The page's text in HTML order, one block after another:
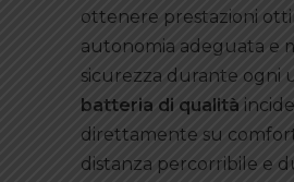
ottenere prestazioni
autonomia adeguata e
sicurezza durante ogni
batteria di qualità incide
direttamente su
distanza percorribile e